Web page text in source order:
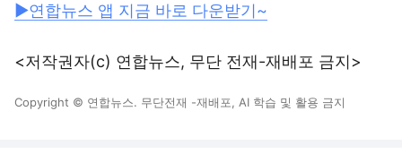
▶연합뉴스 앱 지금 바로 다운받기~
<저작권자(c) 연합뉴스, 무단 전재-재배포 금지>
Copyright © 연합뉴스. 무단전재 -재배포, AI 학습 및 활용 금지